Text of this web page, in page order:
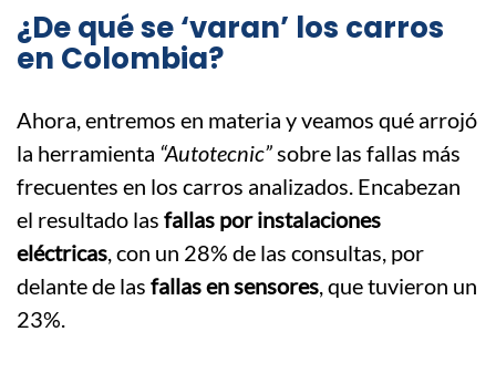
¿De qué se ‘varan’ los carros
en Colombia?
Ahora, entremos en materia y veamos qué arrojó
la herramienta “Autotecnic”sobre las fallas más
frecuentes en los carros analizados. Encabezan
el resultado las fallas por instalaciones
eléctricas, con un 28% de las consultas, por
delante de las fallas en sensores, que tuvieron un
23%.